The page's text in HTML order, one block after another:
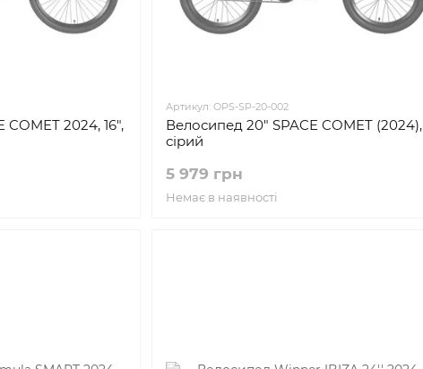
2024, 16",
Артикул: OPS-SP-20-002
Велосипед 20" SPACE COMET (2024),
сірий
5 979 грн
Немає в наявності